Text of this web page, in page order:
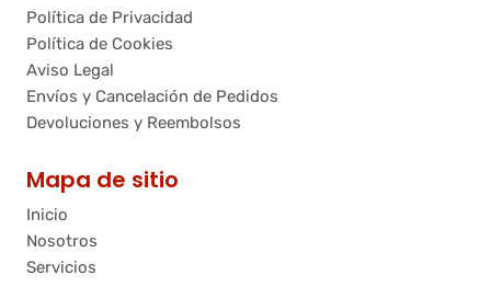
Política de Privacidad
Política de Cookies
Aviso Legal
Envíos y Cancelación de Pedidos
Devoluciones y Reembolsos
Mapa de sitio
Inicio
Nosotros
Servicios